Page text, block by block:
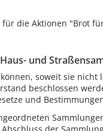
für die Aktionen "Brot
und
soweit sie
beschlossen
und